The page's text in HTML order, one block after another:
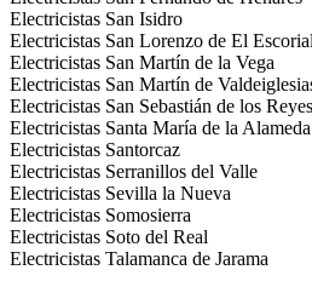
Electricistas San Isidro
Electricistas San Lorenzo de El Escorial
Electricistas San Martín de la Vega
Electricistas San Martín de
Electricistas San Sebastián de los Reyes
Electricistas Santa María de la Alameda
Electricistas Santorcaz
Electricistas Serranillos del Valle
Electricistas Sevilla la Nueva
Electricistas Somosierra
Electricistas Soto del Real
Electricistas Talamanca de Jarama